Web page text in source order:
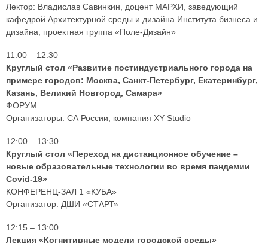
Лектор: Владислав Савинкин, доцент МАРХИ, заведующий
кафедрой Архитектурной среды и дизайна Института бизнеса и
дизайна, проектная группа «Поле-Дизайн»
11:00 – 12:30
Круглый стол «Развитие постиндустриального города на
примере городов: Москва, Санкт-Петербург, Екатеринбург,
Казань, Великий Новгород, Самара»
ФОРУМ
Организаторы: СА России, компания XY Studio
12:00 – 13:30
Круглый стол «Переход на дистанционное обучение –
новые образовательные технологии во время пандемии
Covid-19»
КОНФЕРЕНЦ-ЗАЛ 1 «КУБА»
Организатор: ДШИ «СТАРТ»
12:15 – 13:00
Лекция «Когнитивные модели городской среды»